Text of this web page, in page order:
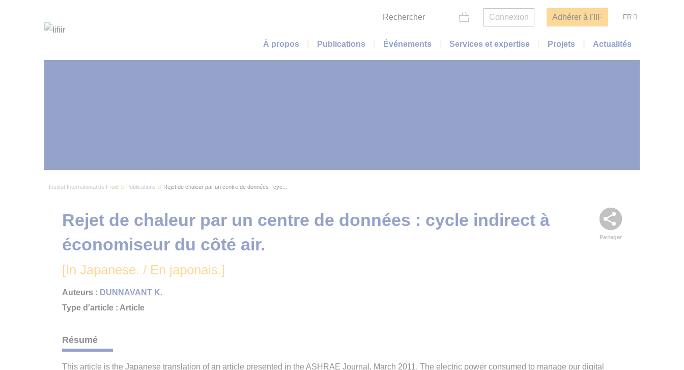
Rechercher Connexion Adhérer à l'IIF FR
Menu principal
À propos Publications Événements Services et expertise Projets Actualités
Institut International du Froid Publications Rejet de chaleur par un centre de données : cyc...
Partager
Rejet de chaleur par un centre de données : cycle indirect à
économiseur du côté air.
[In Japanese. / En japonais.]
Auteurs : DUNNAVANT K.
Type d'article : Article
Résumé
This article is the Japanese translation of an article presented in the ASHRAE Journal, March 2011. The electric power consumed to manage our digital